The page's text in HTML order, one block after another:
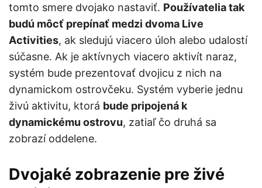
tomto smere dvojako nastaviť. Používatelia tak
budú môcť prepínať medzi dvoma Live
Activities, ak sledujú viacero úloh alebo udalostí
súčasne. Ak je aktívnych viacero aktivít naraz,
systém bude prezentovať dvojicu z nich na
dynamickom ostrovčeku. Systém vyberie jednu
živú aktivitu, ktorá bude pripojená k
dynamickému ostrovu, zatiaľ čo druhá sa
zobrazí oddelene.
Dvojaké zobrazenie pre živé